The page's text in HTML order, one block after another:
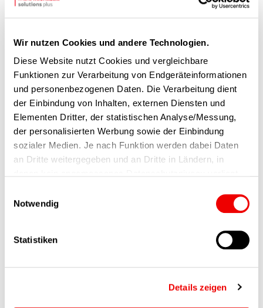
Wir nutzen Cookies und andere Technologien.
Diese Website nutzt Cookies und vergleichbare
Funktionen zur Verarbeitung von Endgeräteinformationen
und personenbezogenen Daten. Die Verarbeitung dient
der Einbindung von Inhalten, externen Diensten und
Elementen Dritter, der statistischen Analyse/Messung,
der personalisierten Werbung sowie der Einbindung
sozialer Medien. Je nach Funktion werden dabei Daten
an Dritte weitergegeben und an Dritte in Ländern, in
Einwilligung ist stets freiwillig, für die Nutzung unserer
Website nicht erforderlich und kann jederzeit auf unserer
Notwendig
Statistiken
Details zeigen
02.06.2026
Der Monatsrückblick Mai zeigt, wie die FI-SP
Arbeitgeberverantwortung im Alltag lebt: